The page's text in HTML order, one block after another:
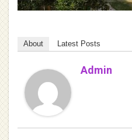
About Latest Posts
Admin